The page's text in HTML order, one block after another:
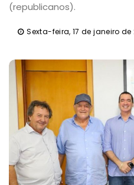
(republicanos).
Sexta-feira, 17 de janeiro de